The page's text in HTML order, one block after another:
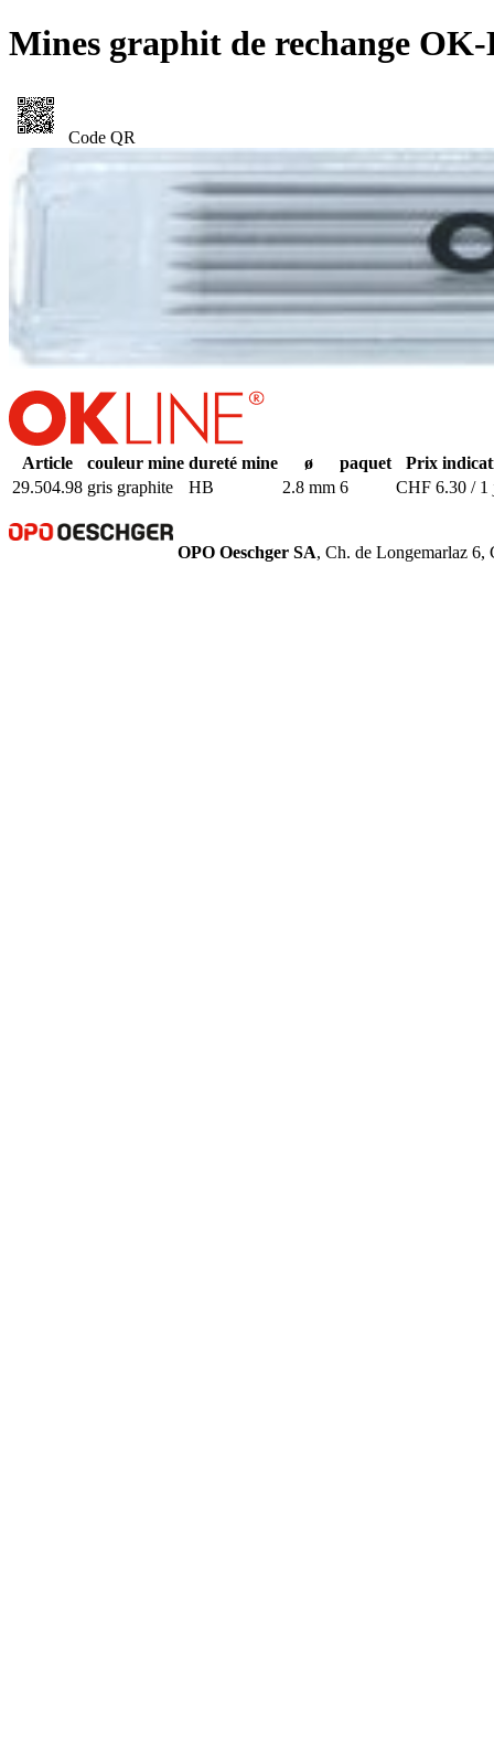
Mines graphit de rechange
Code QR
Article couleur mine dureté mine ø paquet
Prix
29.504.98 gris graphite HB 2.8 mm 6 CHF 6.30 / 1
OPO Oeschger SA, Ch. de Longemarlaz 6,